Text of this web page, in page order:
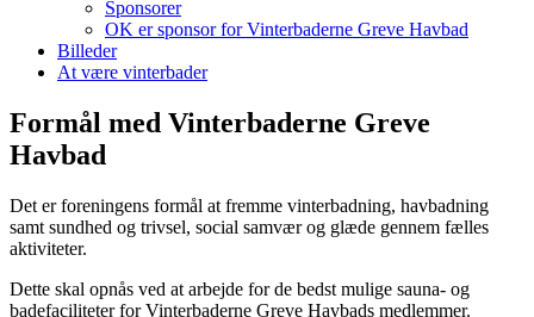
Sponsorer
OK er sponsor for Vinterbaderne Greve Havbad
Billeder
At være vinterbader
Formål med Vinterbaderne Greve
Havbad
Det er foreningens formål at fremme vinterbadning, havbadning
samt sundhed og trivsel, social samvær og glæde gennem fælles
aktiviteter.
Dette skal opnås ved at arbejde for de bedst mulige sauna- og
badefaciliteter for Vinterbaderne Greve Havbads medlemmer.